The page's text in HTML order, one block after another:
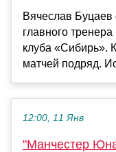
Вячеслав Буцаев
главного
клуба «Сибирь».
матчей подряд.
12:00, 11 Янв
"Манчестер